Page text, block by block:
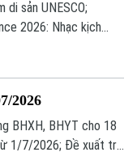
sản UNESCO;
2026: Nhạc kịch
2026
BHXH, BHYT cho 18
1/7/2026; Đề xuất trẻ